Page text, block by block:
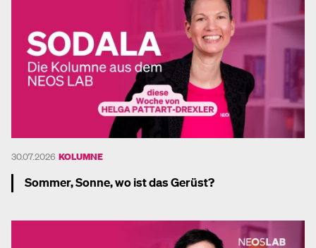
30.07.2026 KOLUMNE
Sommer, Sonne, wo ist das Gerüst?